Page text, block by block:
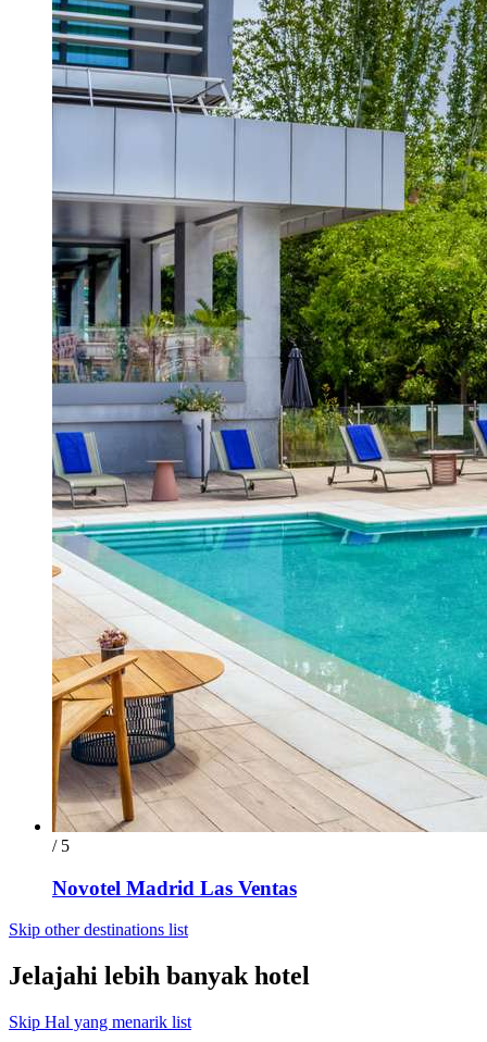
/ 5
Novotel Madrid Las Ventas
Skip other destinations list
Jelajahi lebih banyak hotel
Skip Hal yang menarik list